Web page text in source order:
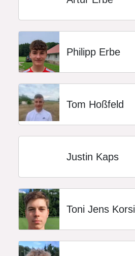
Philipp Erbe
Tom Hoßfeld
Justin Kaps
Toni Jens